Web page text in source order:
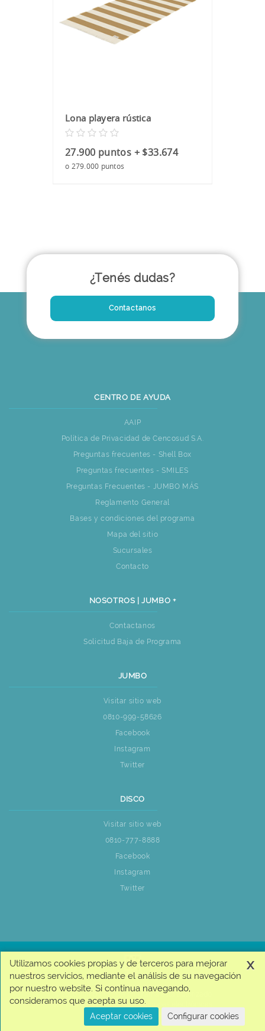
Lona playera rústica
27.900 puntos + $33.674
o 279.000 puntos
¿Tenés dudas?
Contactanos
CENTRO DE AYUDA
AAIP
Política de Privacidad de Cencosud S.A.
Preguntas frecuentes - Shell Box
Preguntas frecuentes - SMILES
Preguntas Frecuentes - JUMBO MÁS
Reglamento General
Bases y condiciones del programa
Mapa del sitio
Sucursales
Contacto
NOSOTROS | JUMBO +
Contactanos
Solicitud Baja de Programa
JUMBO
Visitar sitio web
0810-999-58626
Facebook
Instagram
Twitter
DISCO
Visitar sitio web
0810-777-8888
Facebook
Instagram
Twitter
© 2026 Jumbo + | Este programa está autorizado
por Visa para realizar transacciones electrónicas.
| Copyright © Cencosud
x
Utilizamos cookies propias y de terceros para mejorar
nuestros servicios, mediante el análisis de su navegación
por nuestro website. Si continua navegando,
consideramos que acepta su uso.
Configurar cookies
Aceptar cookies